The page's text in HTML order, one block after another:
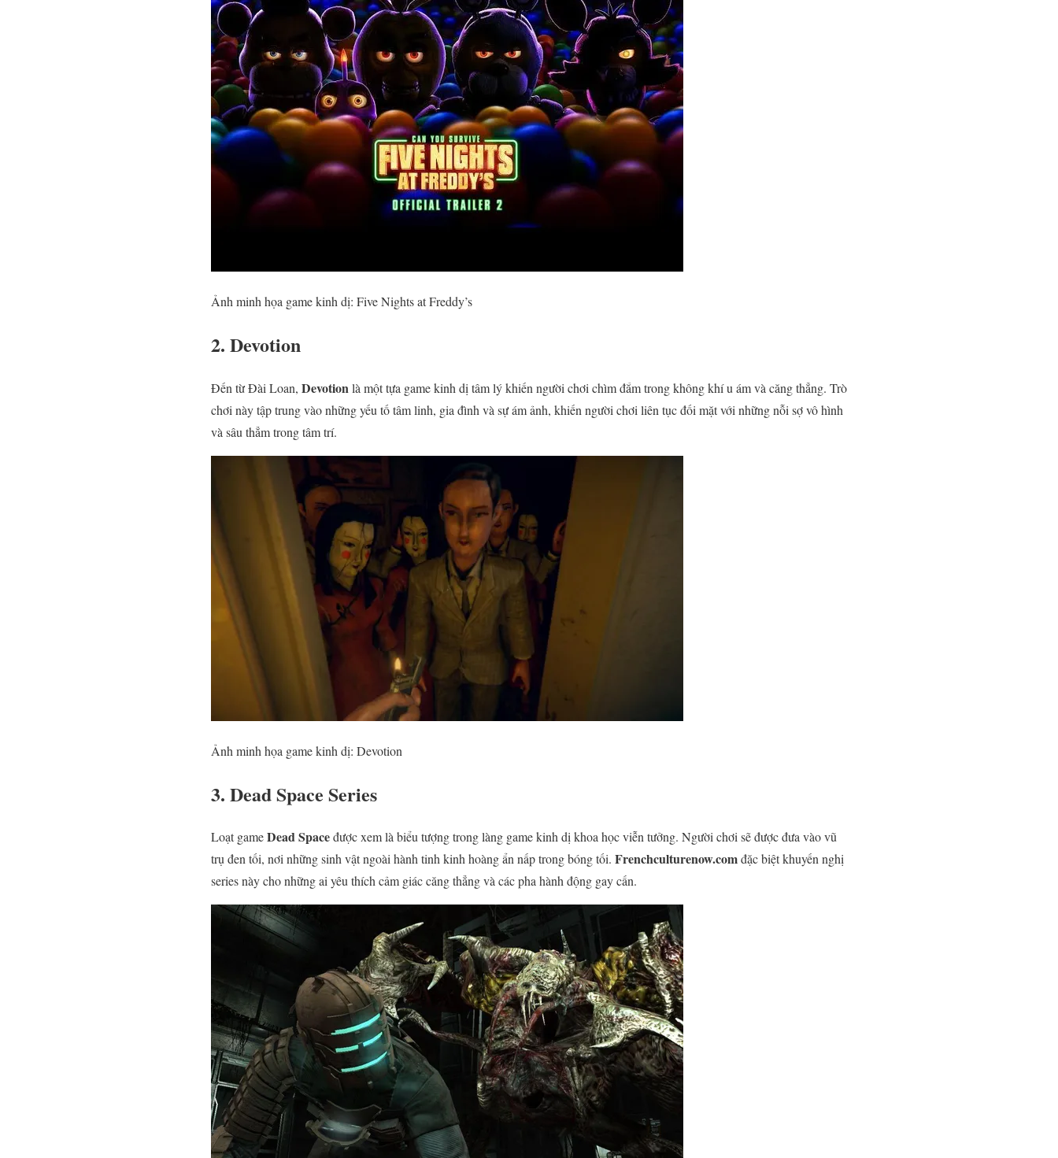
Ảnh minh họa game kinh dị: Five Nights at Freddy’s
2. Devotion
Đến từ Đài Loan, Devotionlà một tựa game kinh dị tâm lý khiến người chơi chìm đắm trong không khí u ám và căng thẳng. Trò
chơi này tập trung vào những yếu tố tâm linh, gia đình và sự ám ảnh, khiến người chơi liên tục đối mặt với những nỗi sợ vô hình
và sâu thẳm trong tâm trí.
Ảnh minh họa game kinh dị: Devotion
3. Dead Space Series
Loạt gameDead Spaceđược xem là biểu tượng trong làng game kinh dị khoa học viễn tưởng. Người chơi sẽ được đưa vào vũ
trụ đen tối, nơi những sinh vật ngoài hành tinh kinh hoàng ẩn nấp trong bóng tối. Frenchculturenow.comđặc biệt khuyến nghị
series này cho những ai yêu thích cảm giác căng thẳng và các pha hành động gay cấn.